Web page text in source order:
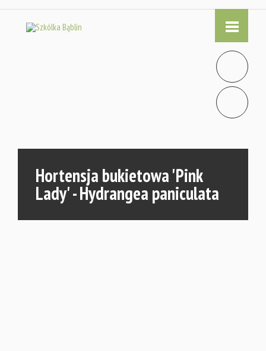
Hortensja bukietowa 'Pink
Lady' - Hydrangea paniculata